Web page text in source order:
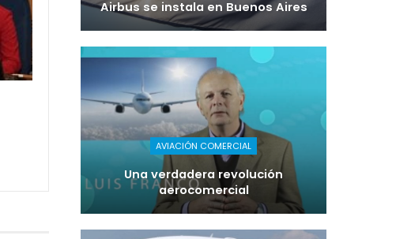
Airbus se instala en Buenos Aires
AVIACIÓN COMERCIAL
Una verdadera revolución
aerocomercial